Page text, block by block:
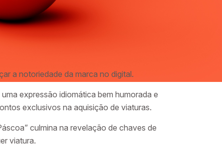
a notoriedade da marca no digital.
expressão idiomática bem humorada e
exclusivos na aquisição de viaturas.
culmina na revelação de chaves de
viatura.